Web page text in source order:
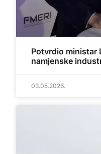
Potvrdio ministar
namjenske
03.05.2026.